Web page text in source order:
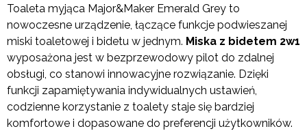
Toaleta myjąca Major&Maker Emerald Grey to
nowoczesne urządzenie, łączące funkcje podwieszanej
miski toaletowej i bidetu w jednym. Miska z bidetem 2w1
wyposażona jest w bezprzewodowy pilot do zdalnej
obsługi, co stanowi innowacyjne rozwiązanie. Dzięki
funkcji zapamiętywania indywidualnych ustawień,
codzienne korzystanie z toalety staje się bardziej
komfortowe i dopasowane do preferencji użytkowników.